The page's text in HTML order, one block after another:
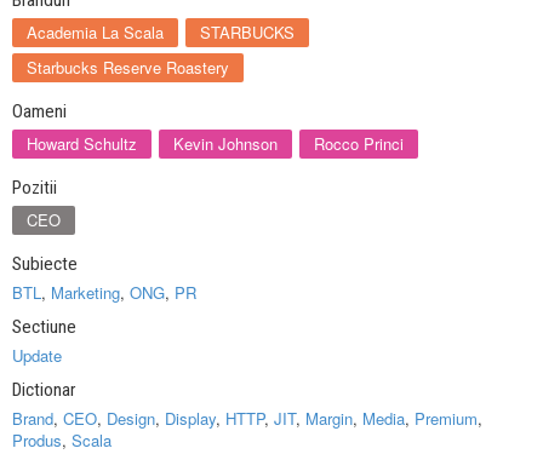
Academia La Scala
STARBUCKS
Starbucks Reserve Roastery
Oameni
Howard Schultz Kevin Johnson Rocco Princi
Pozitii
CEO
Subiecte
BTL, Marketing, ONG, PR
Sectiune
Update
Dictionar
Brand, CEO, Design, Display, HTTP, JIT, Margin, Media, Premium,
Produs, Scala